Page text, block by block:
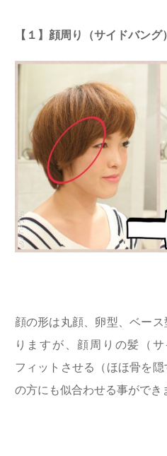
【１】顔周り（サイドバン
顔の形は丸顔、卵型、ベー
りますが、顔周りの髪（
フィットさせる（ほほ骨を
の方にも似合わせる事ができ